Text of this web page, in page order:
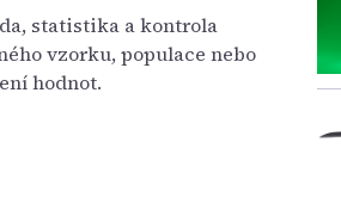
statistika a kontrola
vzorku, populace nebo
hodnot.